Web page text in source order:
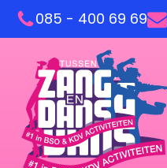
085 - 400 69 69